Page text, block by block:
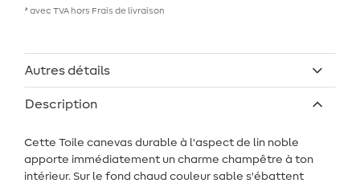
* avec TVA hors Frais de livraison
Autres détails
Description
Cette Toile canevas durable à l'aspect de lin noble
apporte immédiatement un charme champêtre à ton
intérieur. Sur le fond chaud couleur sable s'ébattent